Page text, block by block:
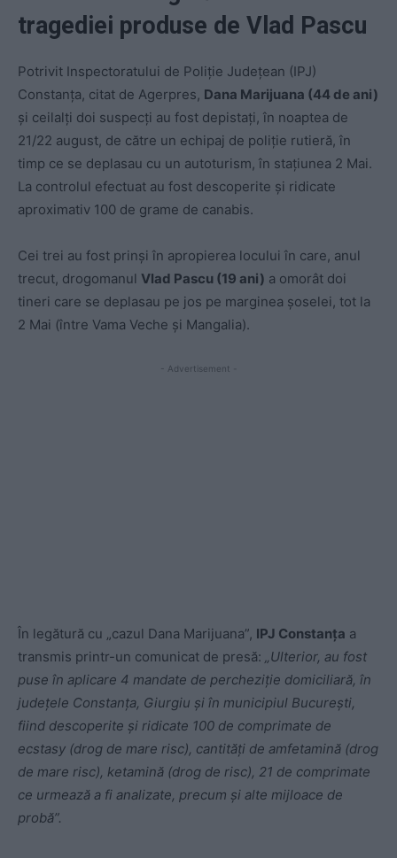
tragediei produse de Vlad Pascu
Potrivit Inspectoratului de Poliţie Judeţean (IPJ)
Constanţa, citat de Agerpres, Dana Marijuana (44 de ani)
și ceilalți doi suspecți au fost depistați, în noaptea de
21/22 august, de către un echipaj de poliţie rutieră, în
timp ce se deplasau cu un autoturism, în staţiunea 2 Mai.
La controlul efectuat au fost descoperite şi ridicate
aproximativ 100 de grame de canabis.
Cei trei au fost prinși în apropierea locului în care, anul
trecut, drogomanul Vlad Pascu (19 ani) a omorât doi
tineri care se deplasau pe jos pe marginea șoselei, tot la
2 Mai (între Vama Veche și Mangalia).
- Advertisement -
În legătură cu „cazul Dana Marijuana”, IPJ Constanța a
transmis printr-un comunicat de presă: „Ulterior, au fost
puse în aplicare 4 mandate de percheziţie domiciliară, în
judeţele Constanţa, Giurgiu şi în municipiul Bucureşti,
fiind descoperite şi ridicate 100 de comprimate de
ecstasy (drog de mare risc), cantităţi de amfetamină (drog
de mare risc), ketamină (drog de risc), 21 de comprimate
ce urmează a fi analizate, precum şi alte mijloace de
probă”.